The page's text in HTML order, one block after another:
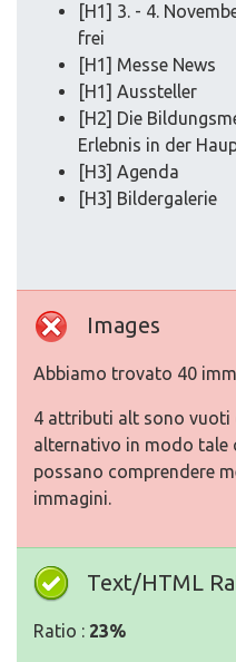
[H1] 3. - 4.
frei
[H1] Messe News
[H1] Aussteller
[H2] Die
Erlebnis in der
[H3] Agenda
[H3] Bildergalerie
Images
Abbiamo trovato 40
4 attributi alt sono vuoti
alternativo in modo tale
possano comprendere
immagini.
Text/HTML
Ratio : 23%